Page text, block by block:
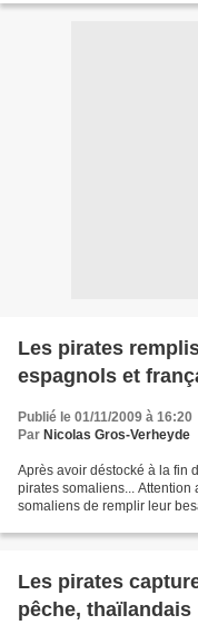
Les pirates
espagnols et
Publié le 01/11/2009 à 16:20
Par Nicolas Gros-Verheyde
Après avoir déstocké à la fin
pirates somaliens... Attention
somaliens de remplir leur
Les pirates
pêche, thaïlandais